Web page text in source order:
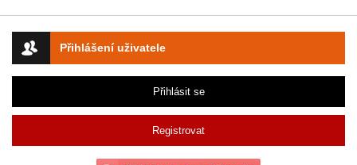
Přihlášení uživatele
Přihlásit se
Registrovat